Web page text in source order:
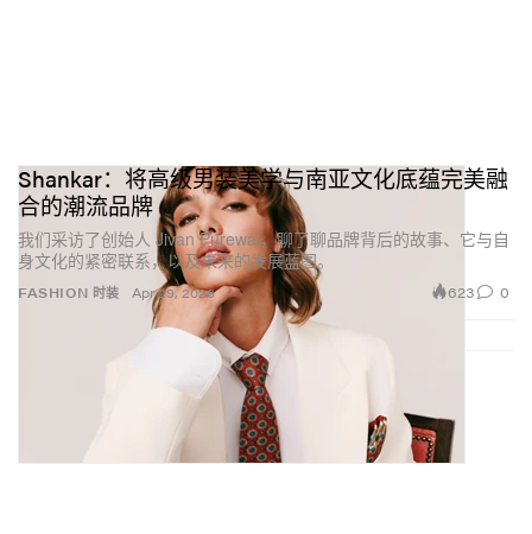
FASHION 时装
Shankar：将高级男装美学与南亚文化底蕴完美融
合的潮流品牌
我们采访了创始人 Jivan Purewal，聊了聊品牌背后的故事、它与自
身文化的紧密联系，以及未来的发展蓝图。
Apr 29, 2026 623 0